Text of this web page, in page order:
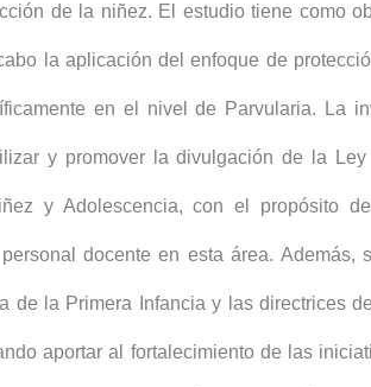
de la niñez. El estudio tiene como
la aplicación del enfoque de
en el nivel de Parvularia. La
y promover la divulgación de la Ley
y Adolescencia, con el propósito
docente en esta área. Además,
de la Primera Infancia y las directrices
aportar al fortalecimiento de las